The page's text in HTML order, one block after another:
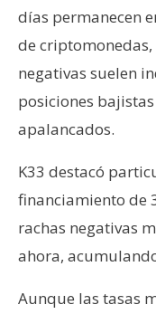
días permanecen
de
negativas suelen
posiciones
apalancados.
K33 destacó
financiamiento de
rachas negativas
ahora,
Aunque las tasas